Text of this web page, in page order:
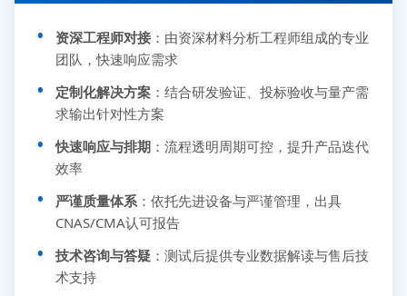
资深工程师对接 ：由资深材料分析工程师组成的专业
团队，快速响应需求
定制化解决方案 ：结合研发验证、投标验收与量产需
求输出针对性方案
快速响应与排期 ：流程透明周期可控，提升产品迭代
效率
严谨质量体系 ：依托先进设备与严谨管理，出具
CNAS/CMA认可报告
技术咨询与答疑 ：测试后提供专业数据解读与售后技
术支持